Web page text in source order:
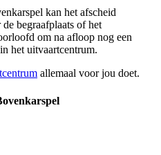
kan het afscheid
begraafplaats of het
om na afloop nog een
het uitvaartcentrum.
allemaal voor jou doet.